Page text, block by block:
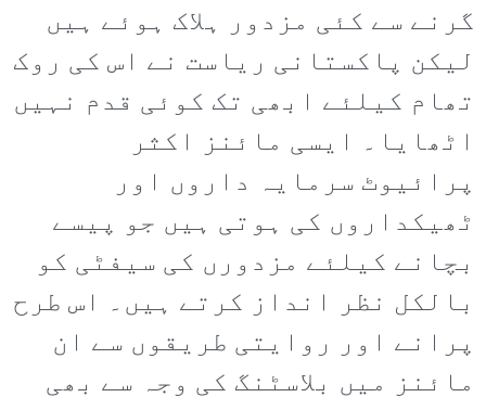
گرنے سے کئی مزدور ہلاک ہوئے ہیں
لیکن پاکستانی ریاست نے اس کی روک
تھام کیلئے ابھی تک کوئی قدم نہیں
اٹھایا۔ ایسی مائنز اکثر
پرائیوٹ سرمایہ داروں اور
ٹھیکداروں کی ہوتی ہیں جو پیسے
بچانے کیلئے مزدورں کی سیفٹی کو
بالکل نظر انداز کرتے ہیں۔ اس طرح
پرانے اور روایتی طریقوں سے ان
مائنز میں بلاسٹنگ کی وجہ سے بھی